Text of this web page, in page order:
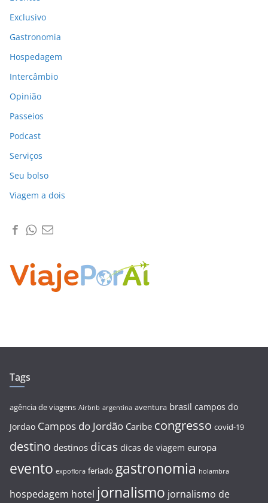
Exclusivo
Gastronomia
Hospedagem
Intercâmbio
Opinião
Passeios
Podcast
Serviços
Seu bolso
Viagem a dois
Tags
agência de viagens Airbnb argentina aventura brasil campos do
Jordao Campos do Jordão Caribe congresso covid-19
destino destinos dicas dicas de viagem europa
evento expoflora feriado gastronomia holambra
hospedagem hotel jornalismo jornalismo de